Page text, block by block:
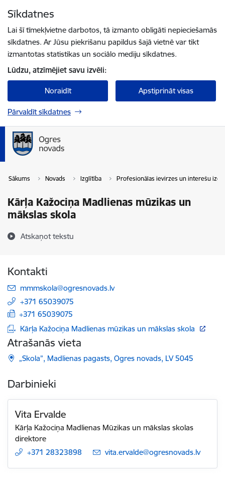
Sīkdatnes
Lai šī tīmekļvietne darbotos, tā izmanto obligāti nepieciešamās
sīkdatnes. Ar Jūsu piekrišanu papildus šajā vietnē var tikt
izmantotas statistikas un sociālo mediju sīkdatnes.
Lūdzu, atzīmējiet savu izvēli:
Noraidīt Apstiprināt visas
Pārvaldīt sīkdatnes
Sākums Novads Izglītība Profesionālas ievirzes un interešu
Kārļa Kažociņa Madlienas mūzikas un
mākslas skola
Atskaņot tekstu
Kontakti
E-pasts:
mmmskola@ogresnovads.lv
+371 65039075
+371 65039075
Kārļa Kažociņa Madlienas mūzikas un mākslas skola
Atrašanās vieta
„Skola”, Madlienas pagasts, Ogres novads, LV 5045
Darbinieki
Vita Ervalde
Kārļa Kažociņa Madlienas Mūzikas un mākslas skolas
direktore
+371 28323898
E-pasts:
vita.ervalde@ogresnovads.lv